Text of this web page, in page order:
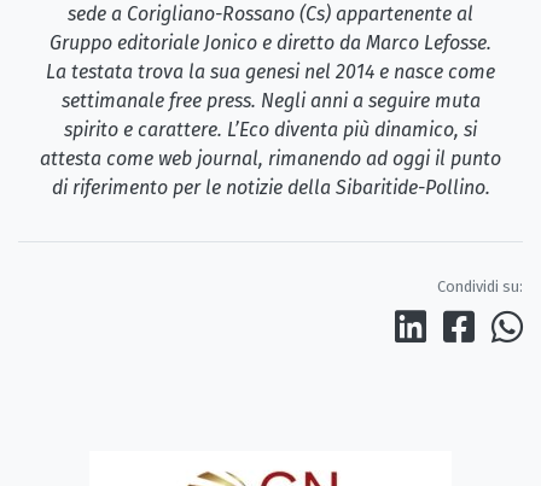
sede a Corigliano-Rossano (Cs) appartenente al
Gruppo editoriale Jonico e diretto da Marco Lefosse.
La testata trova la sua genesi nel 2014 e nasce come
settimanale free press. Negli anni a seguire muta
spirito e carattere. L’Eco diventa più dinamico, si
attesta come web journal, rimanendo ad oggi il punto
di riferimento per le notizie della Sibaritide-Pollino.
Condividi su: